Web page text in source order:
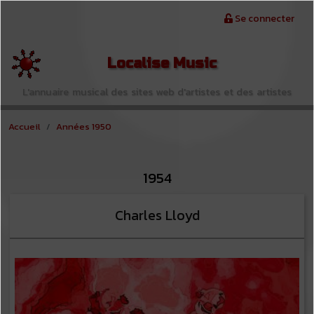
Se connecter
Localise Music
L'annuaire musical des sites web d'artistes et des artistes
Accueil Années 1950
1954
Charles Lloyd